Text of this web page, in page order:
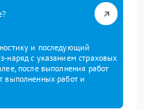
и последующий
наряд с указанием страховых
после выполнения работ
выполненных работ и